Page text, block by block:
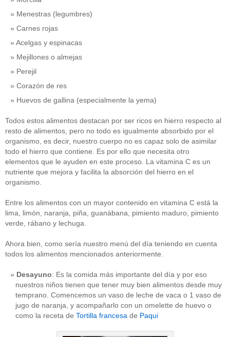
Menestras (legumbres)
Carnes rojas
Acelgas y espinacas
Mejillones o almejas
Perejil
Corazón de res
Huevos de gallina (especialmente la yema)
Todos estos alimentos destacan por ser ricos en hierro respecto al
resto de alimentos, pero no todo es igualmente absorbido por el
organismo, es decir, nuestro cuerpo no es capaz solo de asimilar
todo el hierro que contiene. Es por ello que necesita otro
elementos que le ayuden en este proceso. La vitamina C es un
nutriente que mejora y facilita la absorción del hierro en el
organismo.
Entre los alimentos con un mayor contenido en vitamina C está la
lima, limón, naranja, piña, guanábana, pimiento maduro, pimiento
verde, rábano y lechuga.
Ahora bien, como sería nuestro menú del día teniendo en cuenta
todos los alimentos mencionados anteriormente.
Desayuno: Es la comida más importante del día y por eso
nuestros niños tienen que tener muy bien alimentos desde muy
temprano. Comencemos un vaso de leche de vaca o 1 vaso de
jugo de naranja, y acompañarlo con un omelette de huevo o
como la receta de Tortilla francesa de Paqui